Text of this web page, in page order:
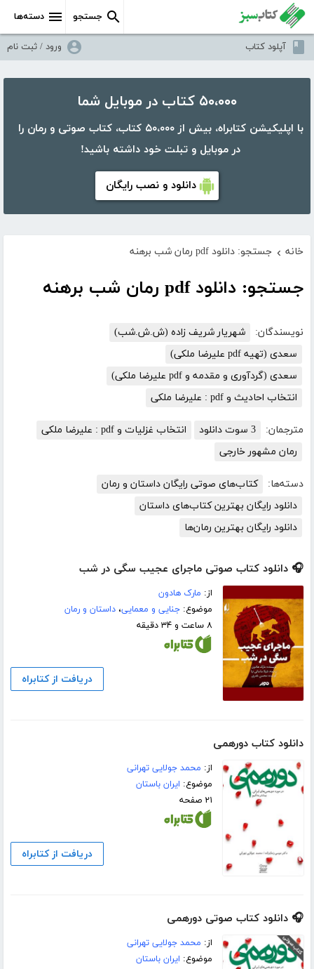
دسته‌ها جستجو
آپلود کتاب ورود / ثبت نام
۵۰،۰۰۰ کتاب در موبایل شما
با اپلیکیشن کتابراه، بیش از ۵۰،۰۰۰ کتاب، کتاب صوتی و رمان را
در موبایل و تبلت خود داشته باشید!
دانلود و نصب رایگان
خانه › جستجو: دانلود pdf رمان شب برهنه
جستجو: دانلود pdf رمان شب برهنه
نویسندگان:
شهریار شریف زاده (ش.ش.شب)
سعدی (تهیه pdf علیرضا ملکی)
سعدی (گردآوری و مقدمه و pdf علیرضا ملکی)
انتخاب احادیث و pdf : علیرضا ملکی
مترجمان: 3 سوت دانلود
انتخاب غزلیات و pdf : علیرضا ملکی
رمان مشهور خارجی
دسته‌ها:
کتاب‌های صوتی رایگان داستان و رمان
دانلود رایگان بهترین کتاب‌های داستان
دانلود رایگان بهترین رمان‌ها
🎧 دانلود کتاب صوتی ماجرای عجیب سگی در شب
از: مارک هادون
موضوع:جنایی و معمایی،داستان و رمان
۸ ساعت و ۳۴ دقیقه
دریافت از کتابراه
دانلود کتاب دورهمی
از: محمد جولایی تهرانی
موضوع: ایران باستان
۲۱ صفحه
دریافت از کتابراه
🎧 دانلود کتاب صوتی دورهمی
از: محمد جولایی تهرانی
موضوع: ایران باستان